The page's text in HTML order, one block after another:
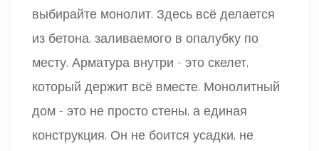
выбирайте монолит. Здесь всё делается
из бетона, заливаемого в опалубку по
месту. Арматура внутри - это скелет,
который держит всё вместе. Монолитный
дом - это не просто стены, а единая
конструкция. Он не боится усадки, не